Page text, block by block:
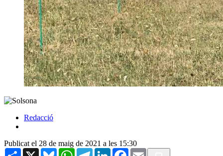
Redacció
Publicat el 28 de maig de 2021 a les 15:30
Share X BlueskyWhatsAppTelegramLinkedInFacebook
Email